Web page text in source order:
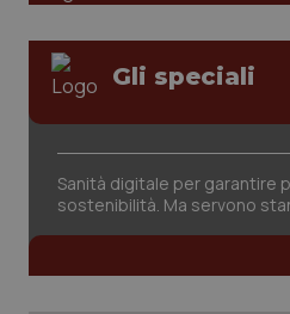
Gli speciali
Sanità digitale per garantire
sostenibilità. Ma servono
tracking-sites-ironfish-
_ga